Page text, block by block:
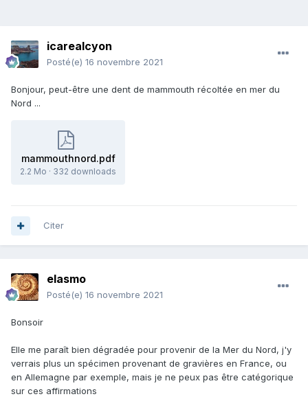
icarealcyon
Posté(e) 16 novembre 2021
Bonjour, peut-être une dent de mammouth récoltée en mer du
Nord ...
mammouthnord.pdf
2.2 Mo · 332 downloads
Citer
elasmo
Posté(e) 16 novembre 2021
Bonsoir
Elle me paraît bien dégradée pour provenir de la Mer du Nord, j'y
verrais plus un spécimen provenant de gravières en France, ou
en Allemagne par exemple, mais je ne peux pas être catégorique
sur ces affirmations